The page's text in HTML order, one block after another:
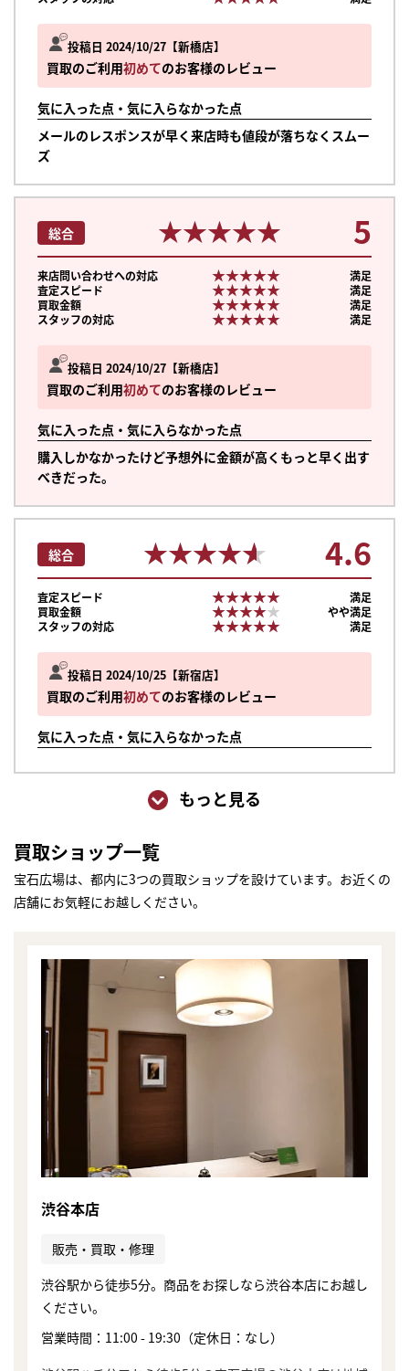
投稿日 2024/10/27 新橋店
買取のご利用初めてのお客様のレビュー
気に入った点・気に入らなかった点
メールのレスポンスが早く来店時も値段が落ちなくスムー
ズ
投稿日 2024/10/27 新橋店
買取のご利用初めてのお客様のレビュー
気に入った点・気に入らなかった点
購入しかなかったけど予想外に金額が高くもっと早く出す
べきだった。
総合 ★★★★★
★★★★★ 5
来店問い合わせへの対応 ★★★★★
★★★★★
満足
査定スピード
★★★★★
★★★★★
満足
買取金額
★★★★★
★★★★★
満足
スタッフの対応
★★★★★
★★★★★ 満足
投稿日 2024/10/25 新宿店
買取のご利用初めてのお客様のレビュー
気に入った点・気に入らなかった点
総合 ★★★★★
★★★★★ 4.6
査定スピード ★★★★★
★★★★★
満足
買取金額
★★★★★
★★★★★
やや満足
スタッフの対応
★★★★★
★★★★★ 満足
もっと見る
買取ショップ一覧
宝石広場は、都内に3つの買取ショップを設けています。お近くの
店舗にお気軽にお越しください。
渋谷本店
販売・買取・修理
渋谷駅から徒歩5分。商品をお探しなら渋谷本店にお越し
ください。
営業時間：11:00 - 19:30（定休日：なし）
かんたん30秒でお試し査定